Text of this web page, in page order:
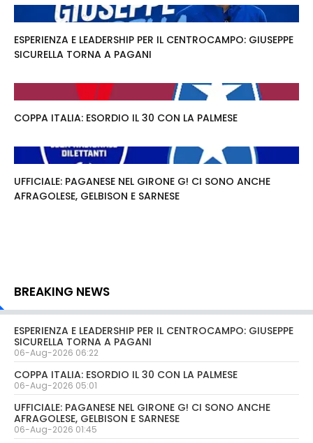
ESPERIENZA E LEADERSHIP PER IL CENTROCAMPO: GIUSEPPE
SICURELLA TORNA A PAGANI
COPPA ITALIA: ESORDIO IL 30 CON LA PALMESE
UFFICIALE: PAGANESE NEL GIRONE G! CI SONO ANCHE
AFRAGOLESE, GELBISON E SARNESE
BREAKING NEWS
ESPERIENZA E LEADERSHIP PER IL CENTROCAMPO: GIUSEPPE
SICURELLA TORNA A PAGANI
06-Aug-2026 06:22
COPPA ITALIA: ESORDIO IL 30 CON LA PALMESE
06-Aug-2026 05:01
UFFICIALE: PAGANESE NEL GIRONE G! CI SONO ANCHE
AFRAGOLESE, GELBISON E SARNESE
06-Aug-2026 01:45